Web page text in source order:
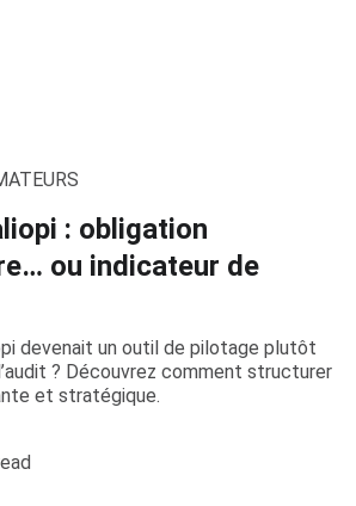
: obligation
ou indicateur de
devenait un outil de pilotage plutôt
? Découvrez comment structurer
et stratégique.